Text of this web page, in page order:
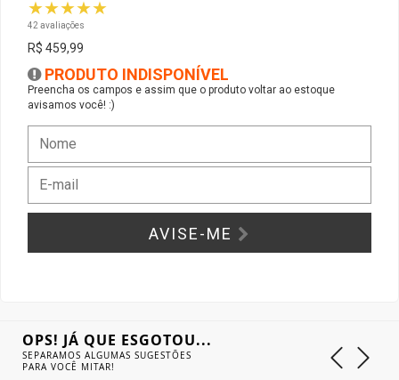
★★★★★
42 avaliações
R$ 459,99
PRODUTO INDISPONÍVEL
Preencha os campos e assim que o produto voltar ao estoque
avisamos você! :)
AVISE-ME
OPS! JÁ QUE ESGOTOU...
SEPARAMOS ALGUMAS SUGESTÕES
PARA VOCÊ MITAR!
Gabinete Liketec
Ver Todos
Fonte Thermaltake
Fontes Diversas